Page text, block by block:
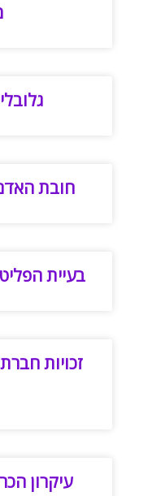
חובת האדם פרק
בעיית
זכויות
עיקרון